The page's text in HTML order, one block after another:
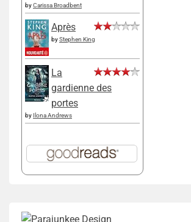
byCarissa Broadbent
Après
byStephen King
La
gardienne des
portes
by Ilona Andrews